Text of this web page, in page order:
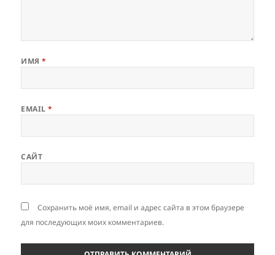
ИМЯ*
EMAIL*
САЙТ
Сохранить моё имя, email и адрес сайта в этом браузере
для последующих моих комментариев.